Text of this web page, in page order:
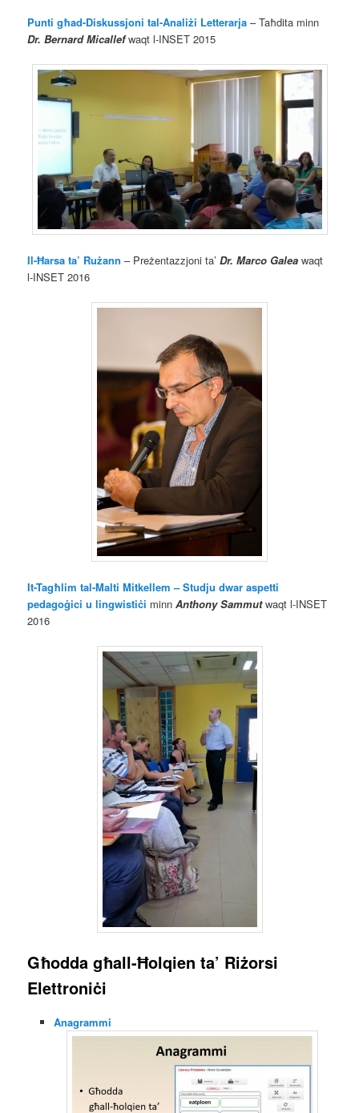
Punti għad-Diskussjoni tal-Analiżi Letterarja – Taħdita minn
Dr. Bernard Micallefwaqt l-INSET 2015
Il-Ħarsa ta’ Rużann – Preżentazzjoni ta’Dr. Marco Galea waqt
l-INSET 2016
It-Tagħlim tal-Malti Mitkellem – Studju dwar aspetti
pedagoġici u lingwistiċi minnAnthony Sammutwaqt l-INSET
2016
Għodda għall-Ħolqien ta’ Riżorsi
Elettroniċi
Anagrammi